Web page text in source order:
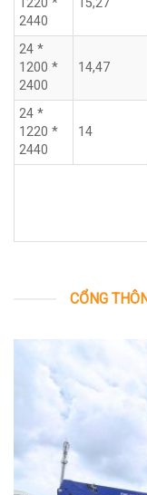
1220 *
2440
15,27
24 *
1200 *
2400
14,47
24 *
1220 *
2440
14
CỔNG